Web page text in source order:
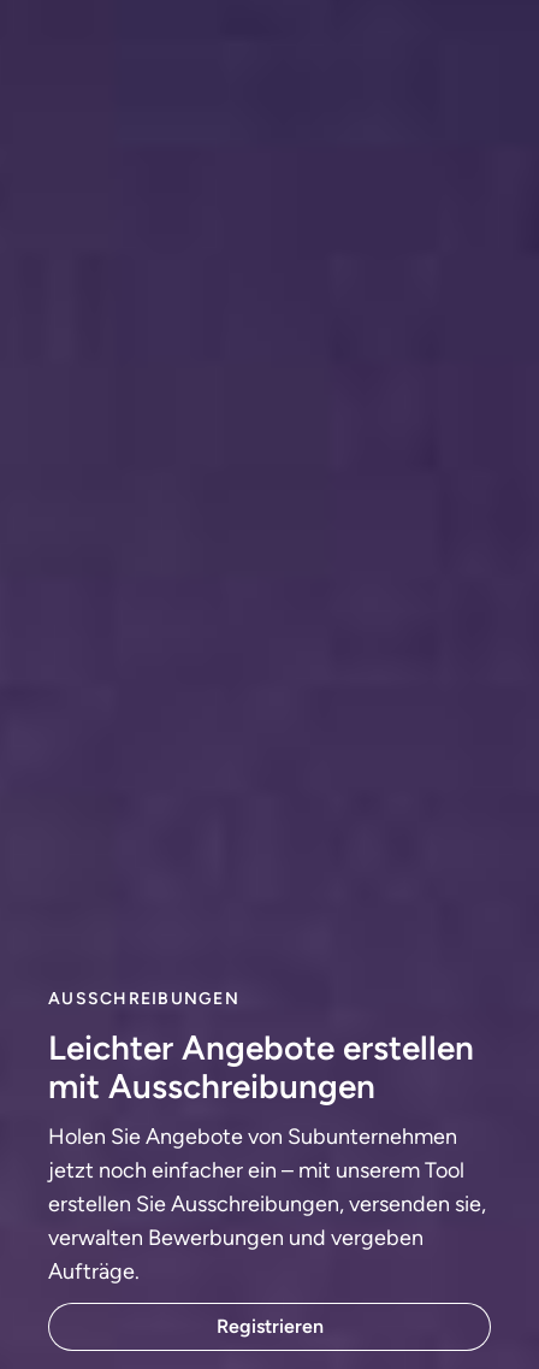
AUSSCHREIBUNGEN
Leichter Angebote erstellen
mit Ausschreibungen
Holen Sie Angebote von Subunternehmen
jetzt noch einfacher ein – mit unserem Tool
erstellen Sie Ausschreibungen, versenden sie,
verwalten Bewerbungen und vergeben
Aufträge.
Registrieren